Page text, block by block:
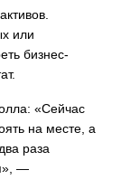
или
бизнес-
«Сейчас
на месте, а
раза
—